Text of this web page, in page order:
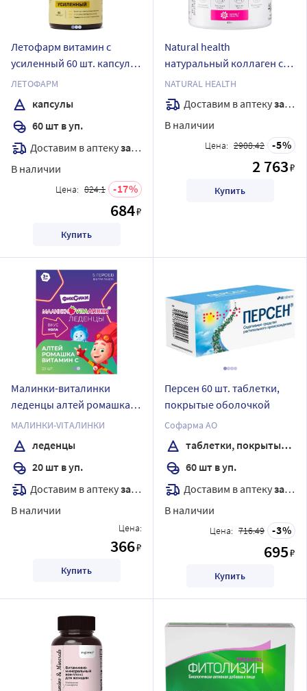
Летофарм витамин с
усиленный 60 шт. капсулы
массой 810 мг/банка
ЛЕТОФАРМ
капсулы
60 шт в уп.
Доставим в аптекузавтра
В наличии
Цена: 824.1 17
684₽
Купить
Natural health
натуральный коллаген со
вкусом малины желе
массой 380 гр
NATURAL HEALTH
Доставим в аптекузавтра
В наличии
Цена: 2908.42 5
2 763₽
Купить
Малинки-виталинки
леденцы алтей ромашка и
витамин с 20 шт. леденцы
массой 3,25 г/вкус кола/
фиксики
МАЛИНКИ-VITАЛИНКИ
леденцы
20 шт в уп.
Доставим в аптекузавтра
В наличии
Цена:
366₽
Купить
Персен 60 шт. таблетки,
покрытые оболочкой
Софарма АО
таблетки, покрытые оболочкой
60 шт в уп.
Доставим в аптекузавтра
В наличии
Цена: 716.49 3
695₽
Купить